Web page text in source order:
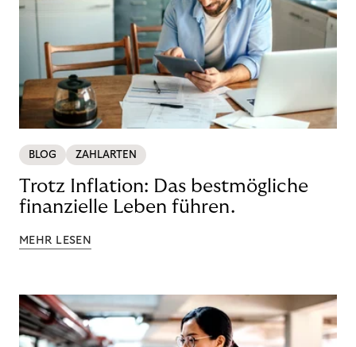
BLOG ZAHLARTEN
Trotz Inflation: Das bestmögliche
finanzielle Leben führen.
MEHR LESEN